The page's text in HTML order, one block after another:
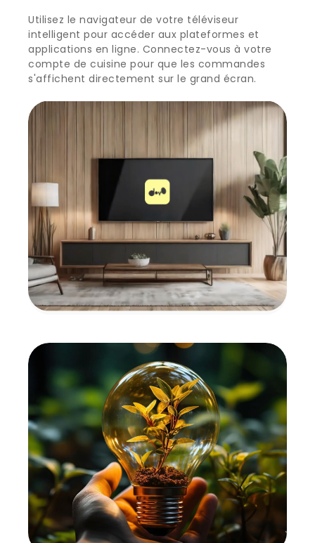
Utilisez le navigateur de votre téléviseur
intelligent pour accéder aux plateformes et
applications en ligne. Connectez-vous à votre
compte de cuisine pour que les commandes
s'affichent directement sur le grand écran.